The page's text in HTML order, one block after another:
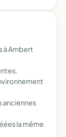
à Ambert
anciennes
la même